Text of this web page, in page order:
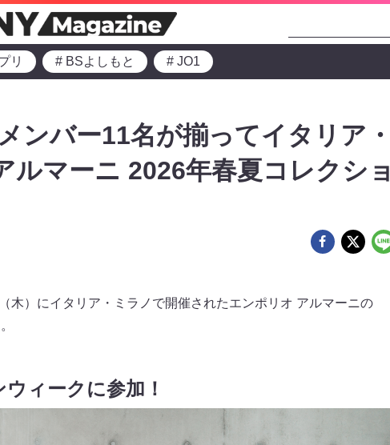
リ # BSよしもと # JO1
ンバー11名が揃ってイタリア・
ルマーニ 2026年春夏コレクショ
木）にイタリア・ミラノで開催されたエンポリオ アルマーニの
ィークに参加！